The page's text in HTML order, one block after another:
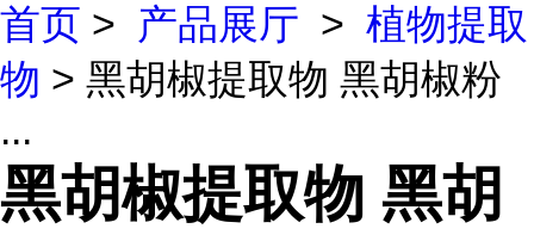
首页 > 产品展厅 > 植物提取
物 > 黑胡椒提取物 黑胡椒粉
...
黑胡椒提取物 黑胡